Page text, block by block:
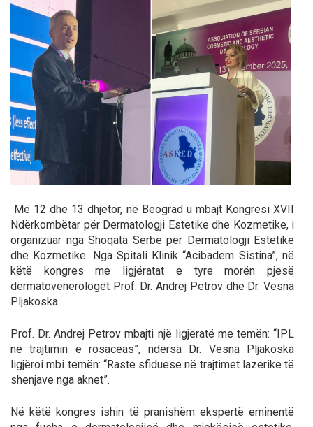
Më 12 dhe 13 dhjetor, në Beograd u mbajt Kongresi XVII
Ndërkombëtar për Dermatologji Estetike dhe Kozmetike, i
organizuar nga Shoqata Serbe për Dermatologji Estetike
dhe Kozmetike. Nga Spitali Klinik “Acibadem Sistina”, në
këtë kongres me ligjëratat e tyre morën pjesë
dermatovenerologët Prof. Dr. Andrej Petrov dhe Dr. Vesna
Pljakoska.
Prof. Dr. Andrej Petrov mbajti një ligjëratë me temën: “IPL
në trajtimin e rosaceas”, ndërsa Dr. Vesna Pljakoska
ligjëroi mbi temën: “Raste sfiduese në trajtimet lazerike të
shenjave nga aknet”.
Në këtë kongres ishin të pranishëm ekspertë eminentë